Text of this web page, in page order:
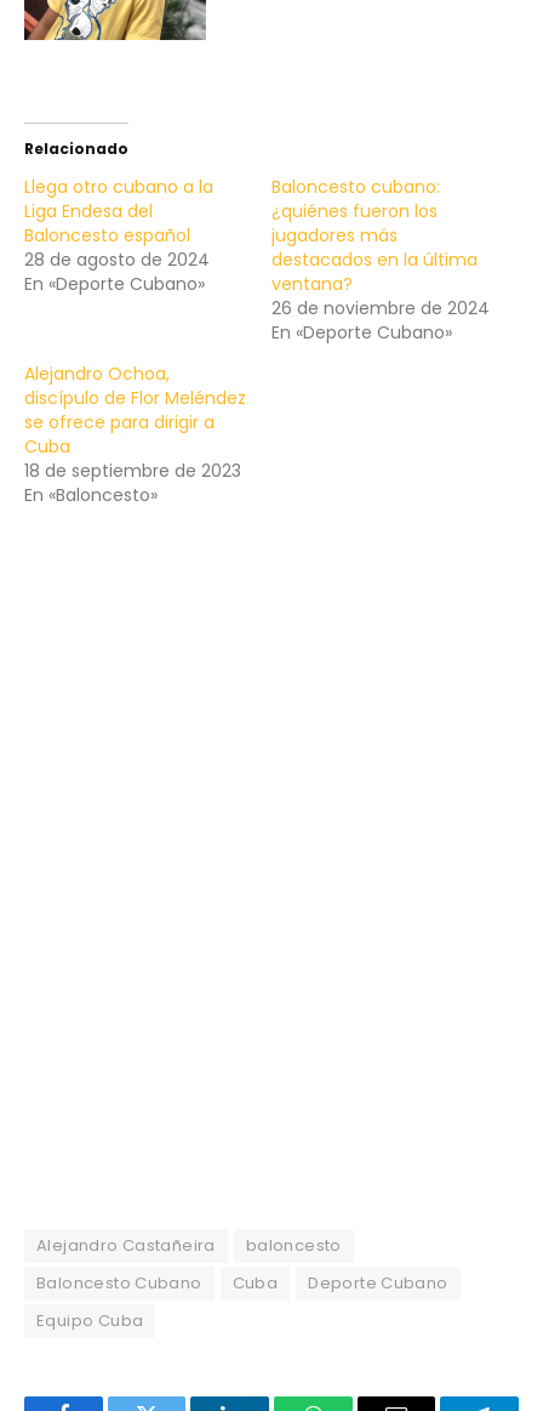
Relacionado
Llega otro cubano a la
Liga Endesa del
Baloncesto español
28 de agosto de 2024
En «Deporte Cubano»
Baloncesto cubano:
¿quiénes fueron los
jugadores más
destacados en la última
ventana?
26 de noviembre de 2024
En «Deporte Cubano»
Alejandro Ochoa,
discípulo de Flor Meléndez
se ofrece para dirigir a
Cuba
18 de septiembre de 2023
En «Baloncesto»
Alejandro Castañeira
baloncesto
Baloncesto Cubano
Cuba
Deporte Cubano
Equipo Cuba